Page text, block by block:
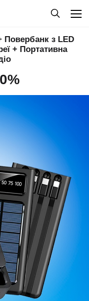
Повербанк з LED
+ Портативна